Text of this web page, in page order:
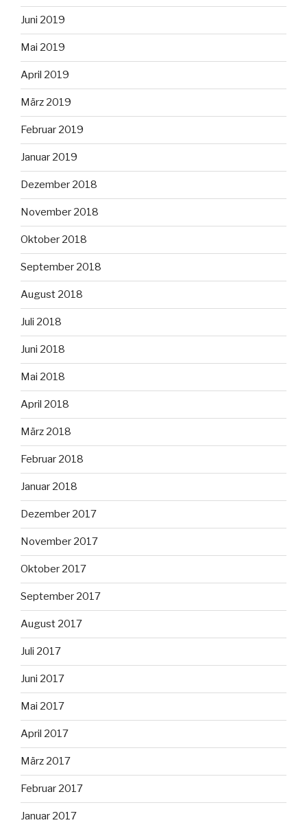
Juni 2019
Mai 2019
April 2019
März 2019
Februar 2019
Januar 2019
Dezember 2018
November 2018
Oktober 2018
September 2018
August 2018
Juli 2018
Juni 2018
Mai 2018
April 2018
März 2018
Februar 2018
Januar 2018
Dezember 2017
November 2017
Oktober 2017
September 2017
August 2017
Juli 2017
Juni 2017
Mai 2017
April 2017
März 2017
Februar 2017
Januar 2017